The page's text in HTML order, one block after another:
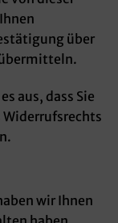
über
aus, dass Sie
wir Ihnen